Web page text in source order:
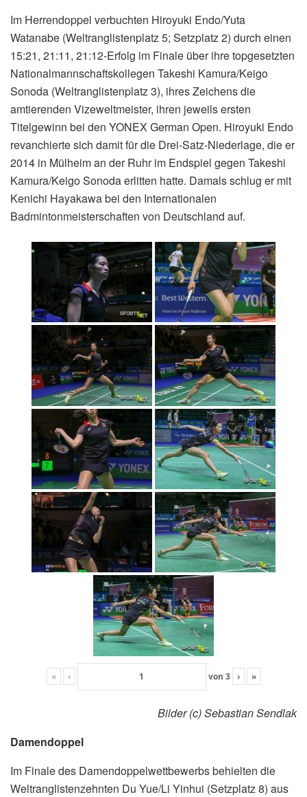
Im Herrendoppel verbuchten Hiroyuki Endo/Yuta
Watanabe (Weltranglistenplatz 5; Setzplatz 2) durch einen
15:21, 21:11, 21:12-Erfolg im Finale über ihre topgesetzten
Nationalmannschaftskollegen Takeshi Kamura/Keigo
Sonoda (Weltranglistenplatz 3), ihres Zeichens die
amtierenden Vizeweltmeister, ihren jeweils ersten
Titelgewinn bei den YONEX German Open. Hiroyuki Endo
revanchierte sich damit für die Drei-Satz-Niederlage, die er
2014 in Mülheim an der Ruhr im Endspiel gegen Takeshi
Kamura/Keigo Sonoda erlitten hatte. Damals schlug er mit
Kenichi Hayakawa bei den Internationalen
Badmintonmeisterschaften von Deutschland auf.
« ‹ von 3 › »
Bilder (c) Sebastian Sendlak
Damendoppel
Im Finale des Damendoppelwettbewerbs behielten die
Weltranglistenzehnten Du Yue/Li Yinhui (Setzplatz 8) aus